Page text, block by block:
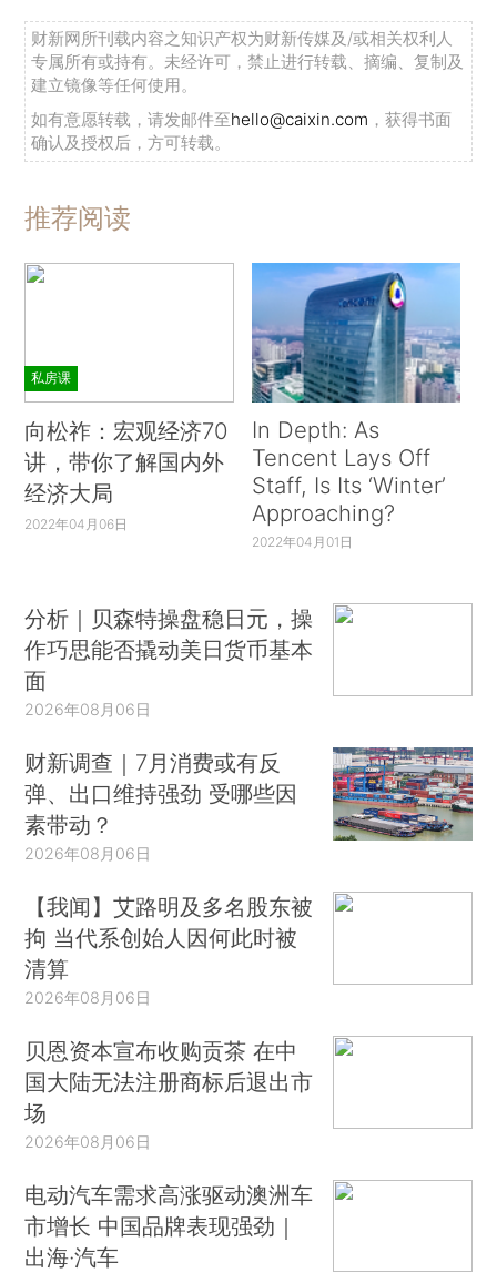
财新网所刊载内容之知识产权为财新传媒及/或相关权利人
专属所有或持有。未经许可，禁止进行转载、摘编、复制及
建立镜像等任何使用。
如有意愿转载，请发邮件至hello@caixin.com ，获得书面
确认及授权后，方可转载。
推荐阅读
私房课
向松祚：宏观经济70
讲，带你了解国内外
经济大局
2022年04月06日
In Depth: As
Tencent Lays Off
Staff, Is Its ‘Winter’
Approaching?
2022年04月01日
分析｜贝森特操盘稳日元，操
作巧思能否撬动美日货币基本
面
2026年08月06日
财新调查｜7月消费或有反
弹、出口维持强劲 受哪些因
素带动？
2026年08月06日
【我闻】艾路明及多名股东被
拘 当代系创始人因何此时被
清算
2026年08月06日
贝恩资本宣布收购贡茶 在中
国大陆无法注册商标后退出市
场
2026年08月06日
电动汽车需求高涨驱动澳洲车
市增长 中国品牌表现强劲｜
出海·汽车